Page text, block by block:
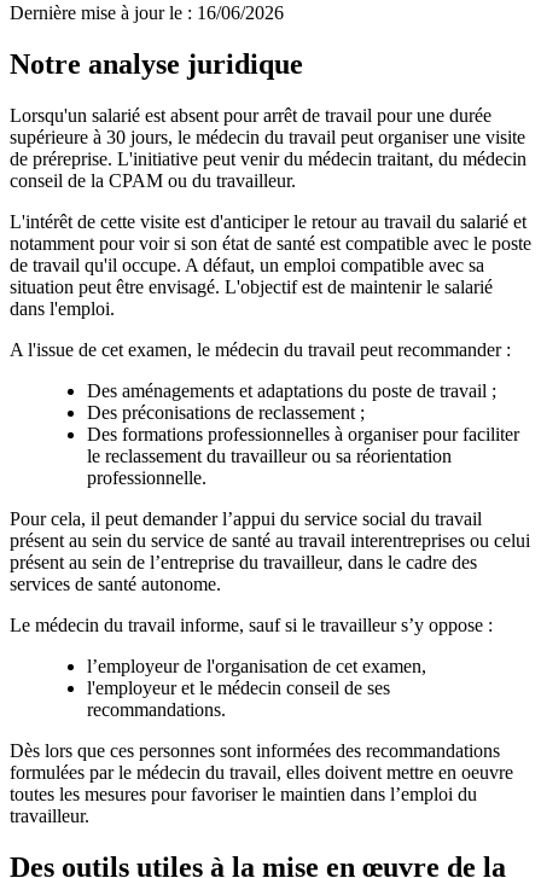
Dernière mise à jour le : 16/06/2026
Notre analyse juridique
Lorsqu'un salarié est absent pour arrêt de travail pour une durée
supérieure à 30 jours, le médecin du travail peut organiser une visite
de préreprise. L'initiative peut venir du médecin traitant, du médecin
conseil de la CPAM ou du travailleur.
L'intérêt de cette visite est d'anticiper le retour au travail du salarié et
notamment pour voir si son état de santé est compatible avec le poste
de travail qu'il occupe. A défaut, un emploi compatible avec sa
situation peut être envisagé. L'objectif est de maintenir le salarié
dans l'emploi.
A l'issue de cet examen, le médecin du travail peut recommander :
Des aménagements et adaptations du poste de travail ;
Des préconisations de reclassement ;
Des formations professionnelles à organiser pour faciliter
le reclassement du travailleur ou sa réorientation
professionnelle.
Pour cela, il peut demander l’appui du service social du travail
présent au sein du service de santé au travail interentreprises ou celui
présent au sein de l’entreprise du travailleur, dans le cadre des
services de santé autonome.
Le médecin du travail informe, sauf si le travailleur s’y oppose :
l’employeur de l'organisation de cet examen,
l'employeur et le médecin conseil de ses
recommandations.
Dès lors que ces personnes sont informées des recommandations
formulées par le médecin du travail, elles doivent mettre en oeuvre
toutes les mesures pour favoriser le maintien dans l’emploi du
travailleur.
Des outils utiles à la mise en œuvre de la